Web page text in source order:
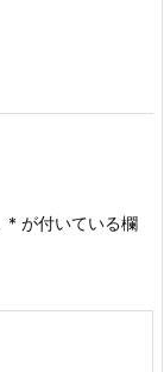
* が付いている欄